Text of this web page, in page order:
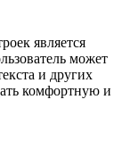
является
может
и других
комфортную и